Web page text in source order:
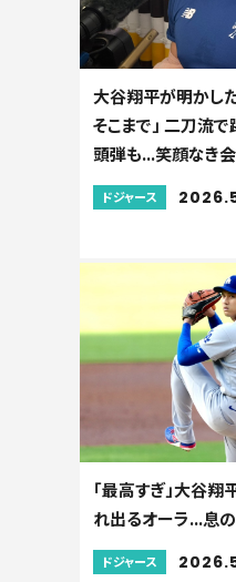
大谷翔平が明かし
そこまで」 二刀流
頭弾も...笑顔なき
ドジャース
「最高すぎ」大谷
れ出るオーラ...息の
ドジャース